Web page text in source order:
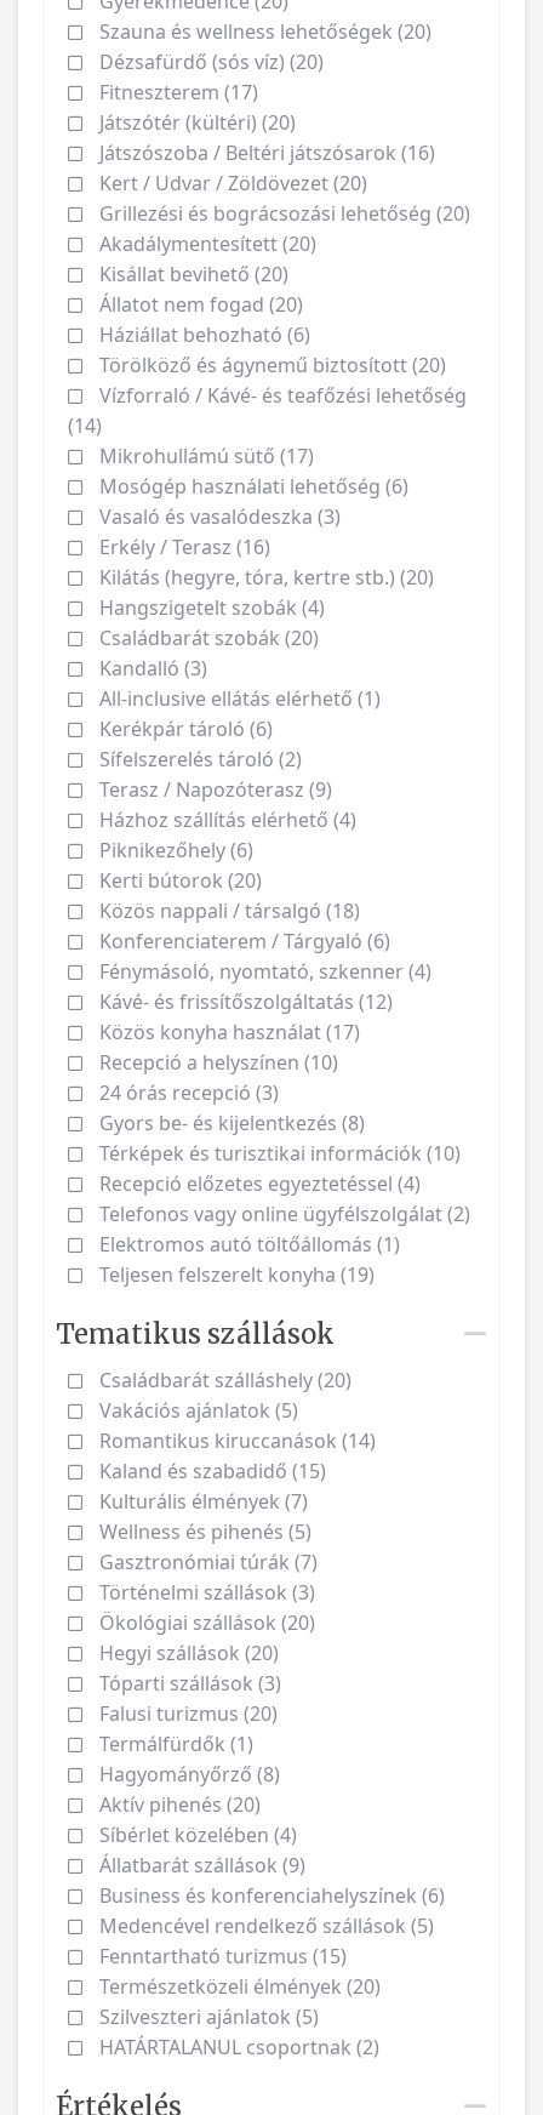
Szauna és wellness lehetőségek (20)
Dézsafürdő (sós víz) (20)
Fitneszterem (17)
Játszótér (kültéri) (20)
Játszószoba / Beltéri játszósarok (16)
Kert / Udvar / Zöldövezet (20)
Grillezési és bográcsozási lehetőség (20)
Akadálymentesített (20)
Kisállat bevihető (20)
Állatot nem fogad (20)
Háziállat behozható (6)
Törölköző és ágynemű biztosított (20)
Vízforraló / Kávé- és teafőzési lehetőség
(14)
Mikrohullámú sütő (17)
Mosógép használati lehetőség (6)
Vasaló és vasalódeszka (3)
Erkély / Terasz (16)
Kilátás (hegyre, tóra, kertre stb.) (20)
Hangszigetelt szobák (4)
Családbarát szobák (20)
Kandalló (3)
All-inclusive ellátás elérhető (1)
Kerékpár tároló (6)
Sífelszerelés tároló (2)
Terasz / Napozóterasz (9)
Házhoz szállítás elérhető (4)
Piknikezőhely (6)
Kerti bútorok (20)
Közös nappali / társalgó (18)
Konferenciaterem / Tárgyaló (6)
Fénymásoló, nyomtató, szkenner (4)
Kávé- és frissítőszolgáltatás (12)
Közös konyha használat (17)
Recepció a helyszínen (10)
24 órás recepció (3)
Gyors be- és kijelentkezés (8)
Térképek és turisztikai információk (10)
Recepció előzetes egyeztetéssel (4)
Telefonos vagy online ügyfélszolgálat (2)
Elektromos autó töltőállomás (1)
Teljesen felszerelt konyha (19)
Tematikus szállások
Családbarát szálláshely (20)
Vakációs ajánlatok (5)
Romantikus kiruccanások (14)
Kaland és szabadidő (15)
Kulturális élmények (7)
Wellness és pihenés (5)
Gasztronómiai túrák (7)
Történelmi szállások (3)
Ökológiai szállások (20)
Hegyi szállások (20)
Tóparti szállások (3)
Falusi turizmus (20)
Termálfürdők (1)
Hagyományőrző (8)
Aktív pihenés (20)
Síbérlet közelében (4)
Állatbarát szállások (9)
Business és konferenciahelyszínek (6)
Medencével rendelkező szállások (5)
Fenntartható turizmus (15)
Természetközeli élmények (20)
Szilveszteri ajánlatok (5)
HATÁRTALANUL csoportnak (2)
Értékelés